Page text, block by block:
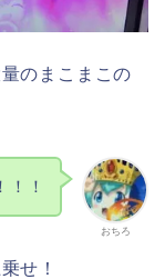
のまこまこの
おちろ
！！
せ！